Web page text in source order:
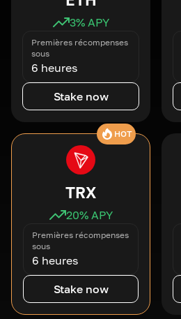
3% APY
Premières récompenses
sous
6 heures
Stake now
HOT
TRX
20% APY
Premières récompenses
sous
6 heures
Stake now